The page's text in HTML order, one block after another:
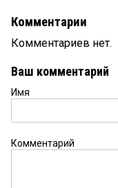
Комментарии
Комментариев нет.
Ваш комментарий
Имя
Комментарий